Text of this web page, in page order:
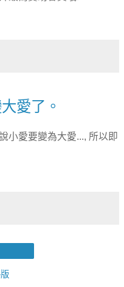
愛了。
小愛要變為大愛..., 所以即